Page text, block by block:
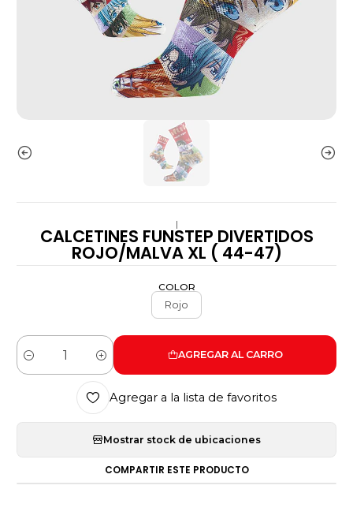
|
CALCETINES FUNSTEP DIVERTIDOS
ROJO/MALVA XL ( 44-47)
COLOR
Rojo
Cantidad
AGREGAR AL CARRO
Agregar a la lista de favoritos
Mostrar stock de ubicaciones
COMPARTIR ESTE PRODUCTO